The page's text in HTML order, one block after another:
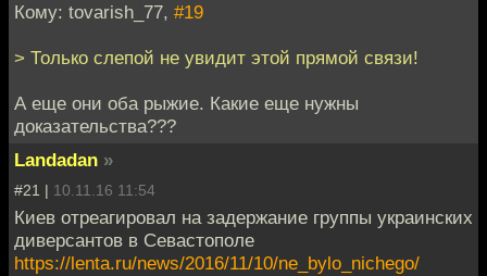
Кому: tovarish_77, #19
> Только слепой не увидит этой прямой связи!
А еще они оба рыжие. Какие еще нужны
доказательства???
Landadan »
#21 | 10.11.16 11:54
Киев отреагировал на задержание группы украинских
диверсантов в Севастополе
https://lenta.ru/news/2016/11/10/ne_bylo_nichego/